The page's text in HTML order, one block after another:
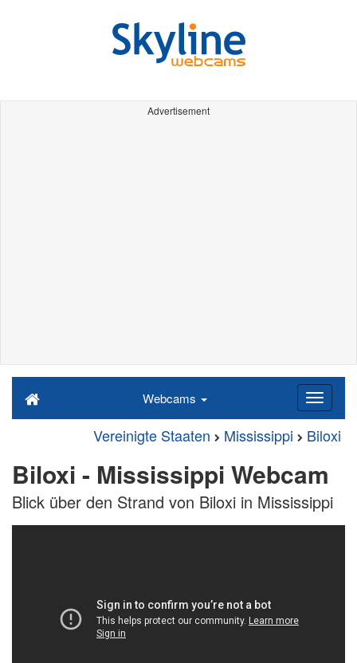
Advertisement
Webcams
Vereinigte Staaten Mississippi Biloxi
Biloxi - Mississippi Webcam
Blick über den Strand von Biloxi in Mississippi